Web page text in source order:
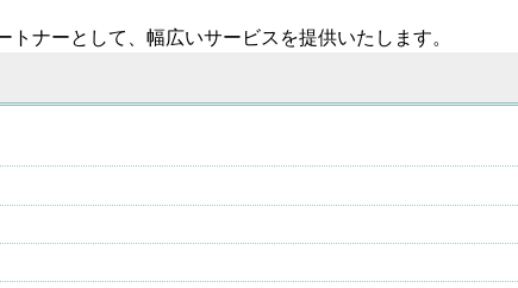
ナーとして、幅広いサービスを提供いたします。